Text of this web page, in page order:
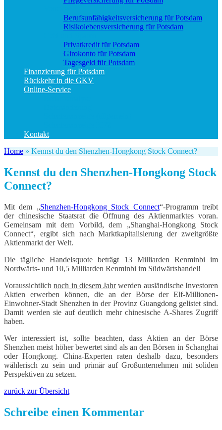
Berufs­unfähigkeitsversicherung für Potsdam
Risikolebensversicherung für Potsdam
Privatkredit für Potsdam
Girokonto für Potsdam
Tagesgeld für Potsdam
Finanzierung für Potsdam
Rückkehr in die GKV
Online-Service
Kontakt
Home » Kennst du den Shenzhen-Hongkong Stock Connect?
Kennst du den Shenzhen-Hongkong Stock
Connect?
Mit dem „Shenzhen-Hongkong Stock Connect“-Programm treibt
der chinesische Staatsrat die Öffnung des Aktienmarktes voran.
Gemeinsam mit dem Vorbild, dem „Shanghai-Hongkong Stock
Connect“, ergibt sich nach Marktkapitalisierung der zweitgrößte
Aktienmarkt der Welt.
Die tägliche Handelsquote beträgt 13 Milliarden Renminbi im
Nordwärts- und 10,5 Milliarden Renminbi im Südwärtshandel!
Voraussichtlichnoch in diesem Jahrwerden ausländische Investoren
Aktien erwerben können, die an der Börse der Elf-Millionen-
Einwohner-Stadt Shenzhen in der Provinz Guangdong gelistet sind.
Damit werden sie auf deutlich mehr chinesische A-Shares Zugriff
haben.
Wer interessiert ist, sollte beachten, dass Aktien an der Börse
Shenzhen meist höher bewertet sind als an den Börsen in Schanghai
oder Hongkong. China-Experten raten deshalb dazu, besonders
wählerisch zu sein und primär auf Großunternehmen mit soliden
Perspektiven zu setzen.
zurück zur Übersicht
Schreibe einen Kommentar